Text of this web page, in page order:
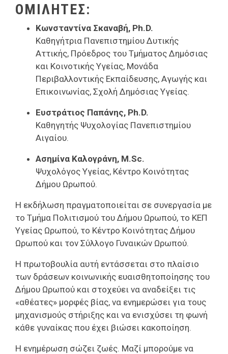
ΟΜΙΛΗΤΈΣ:
Κωνσταντίνα Σκαναβή, Ph.D.
Καθηγήτρια Πανεπιστημίου Δυτικής
Αττικής, Πρόεδρος του Τμήματος Δημόσιας
και Κοινοτικής Υγείας, Μονάδα
Περιβαλλοντικής Εκπαίδευσης, Αγωγής και
Επικοινωνίας, Σχολή Δημόσιας Υγείας.
Ευστράτιος Παπάνης, Ph.D.
Καθηγητής Ψυχολογίας Πανεπιστημίου
Αιγαίου.
Ασημίνα Καλογράνη, M.Sc.
Ψυχολόγος Υγείας, Κέντρο Κοινότητας
Δήμου Ωρωπού.
Η εκδήλωση πραγματοποιείται σε συνεργασία με
το Τμήμα Πολιτισμού του Δήμου Ωρωπού, το ΚΕΠ
Υγείας Ωρωπού, το Κέντρο Κοινότητας Δήμου
Ωρωπού και τον Σύλλογο Γυναικών Ωρωπού.
Η πρωτοβουλία αυτή εντάσσεται στο πλαίσιο
των δράσεων κοινωνικής ευαισθητοποίησης του
Δήμου Ωρωπού και στοχεύει να αναδείξει τις
«αθέατες» μορφές βίας, να ενημερώσει για τους
μηχανισμούς στήριξης και να ενισχύσει τη φωνή
κάθε γυναίκας που έχει βιώσει κακοποίηση.
Η ενημέρωση σώζει ζωές. Μαζί μπορούμε να